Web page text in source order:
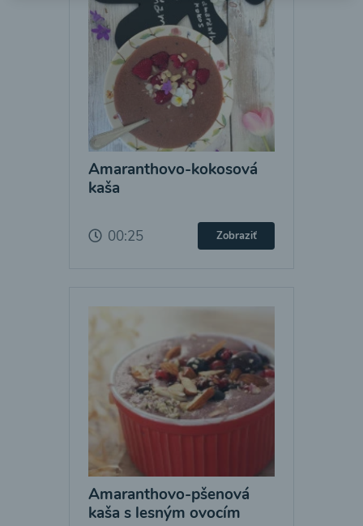
Amaranthovo-kokosová
kaša
00:25 Zobraziť
Amaranthovo-pšenová
kaša s lesným ovocím